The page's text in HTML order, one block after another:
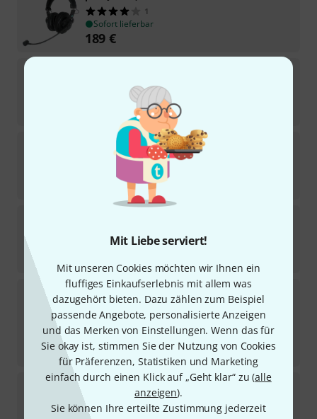
Mit Liebe serviert!
Mit unseren Cookies möchten wir Ihnen ein
fluffiges Einkaufserlebnis mit allem was
dazugehört bieten. Dazu zählen zum Beispiel
passende Angebote, personalisierte Anzeigen
und das Merken von Einstellungen. Wenn das für
Sie okay ist, stimmen Sie der Nutzung von Cookies
für Präferenzen, Statistiken und Marketing
einfach durch einen Klick auf „Geht klar“ zu (alle
anzeigen).
Sie können Ihre erteilte Zustimmung jederzeit
1
Sofort lieferbar
189 €
Sofort lieferbar
beyerdynamicDT-108/M200/H400-B
10
Sofort lieferbar
Sofort lieferbar
Axxent D800E
17
Sofort lieferbar
129€
UVP:188,02 €
-31%
Riedel TAC-E1L XLR4F
2
Sofort lieferbar